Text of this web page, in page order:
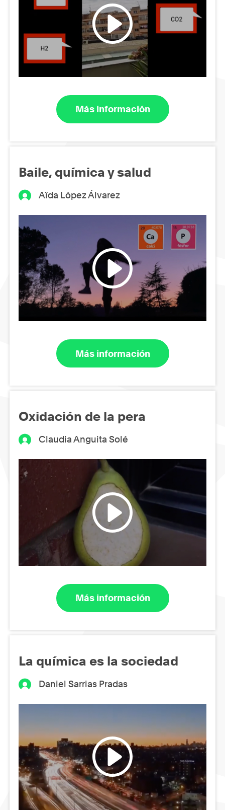
Más información
Baile, química y salud
Aïda López Álvarez
Más información
Oxidación de la pera
Claudia Anguita Solé
Más información
La química es la sociedad
Daniel Sarrias Pradas